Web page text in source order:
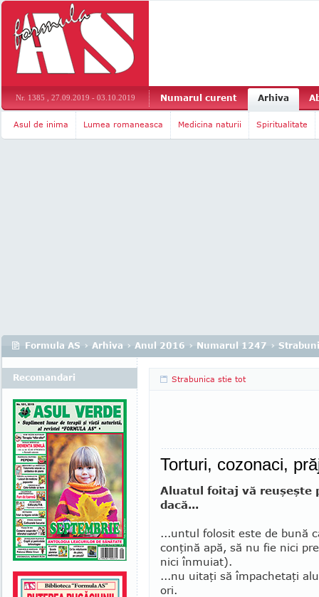
Nr. 1385 , 27.09.2019 - 03.10.2019 Numarul curent Arhiva
Asul de inima Lumea romaneasca Medicina naturii Spiritualitate
Formula AS › Arhiva › Anul 2016 › Numarul 1247 ›
Strabunica stie tot
Torturi, cozonaci,
Aluatul foitaj vă reuşeşte
dacă...
...untul folosit este de bună
conţină apă, să nu fie nici
nici înmuiat).
...nu uitaţi să împachetaţi
ori.
Recomandari